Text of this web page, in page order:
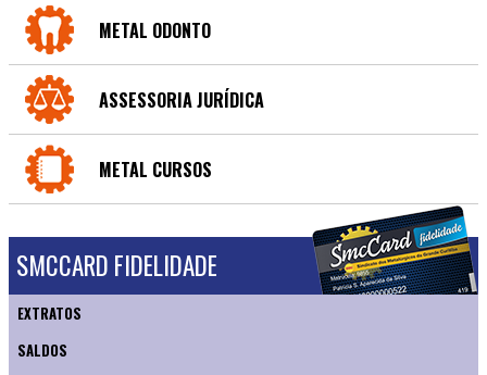
METAL ODONTO
ASSESSORIA JURÍDICA
METAL CURSOS
SMCCARD FIDELIDADE
EXTRATOS
SALDOS